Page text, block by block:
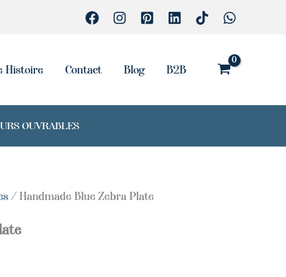
Histoire Contact Blog B2B
OUVRABLES
/ Handmade Blue Zebra Plate